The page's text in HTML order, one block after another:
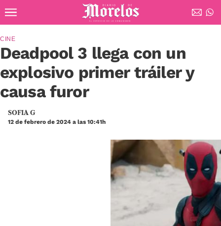
Diario de Morelos
Deadpool 3 llega con un
explosivo primer tráiler y
causa furor
CINE
SOFIA G
12 de febrero de 2024 a las 10:41h